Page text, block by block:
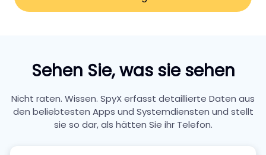
Sehen Sie, was sie sehen
Nicht raten. Wissen. SpyX erfasst detaillierte Daten aus
den beliebtesten Apps und Systemdiensten und stellt
sie so dar, als hätten Sie ihr Telefon.